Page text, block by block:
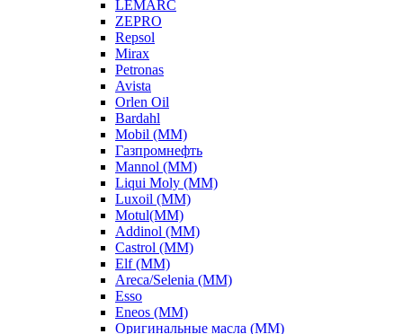
LEMARC
ZEPRO
Repsol
Mirax
Petronas
Avista
Orlen Oil
Bardahl
Mobil (ММ)
Газпромнефть
Mannol (ММ)
Liqui Moly (ММ)
Luxoil (ММ)
Motul(ММ)
Addinol (ММ)
Castrol (ММ)
Elf (ММ)
Areca/Selenia (ММ)
Esso
Eneos (ММ)
Оригинальные масла (ММ)